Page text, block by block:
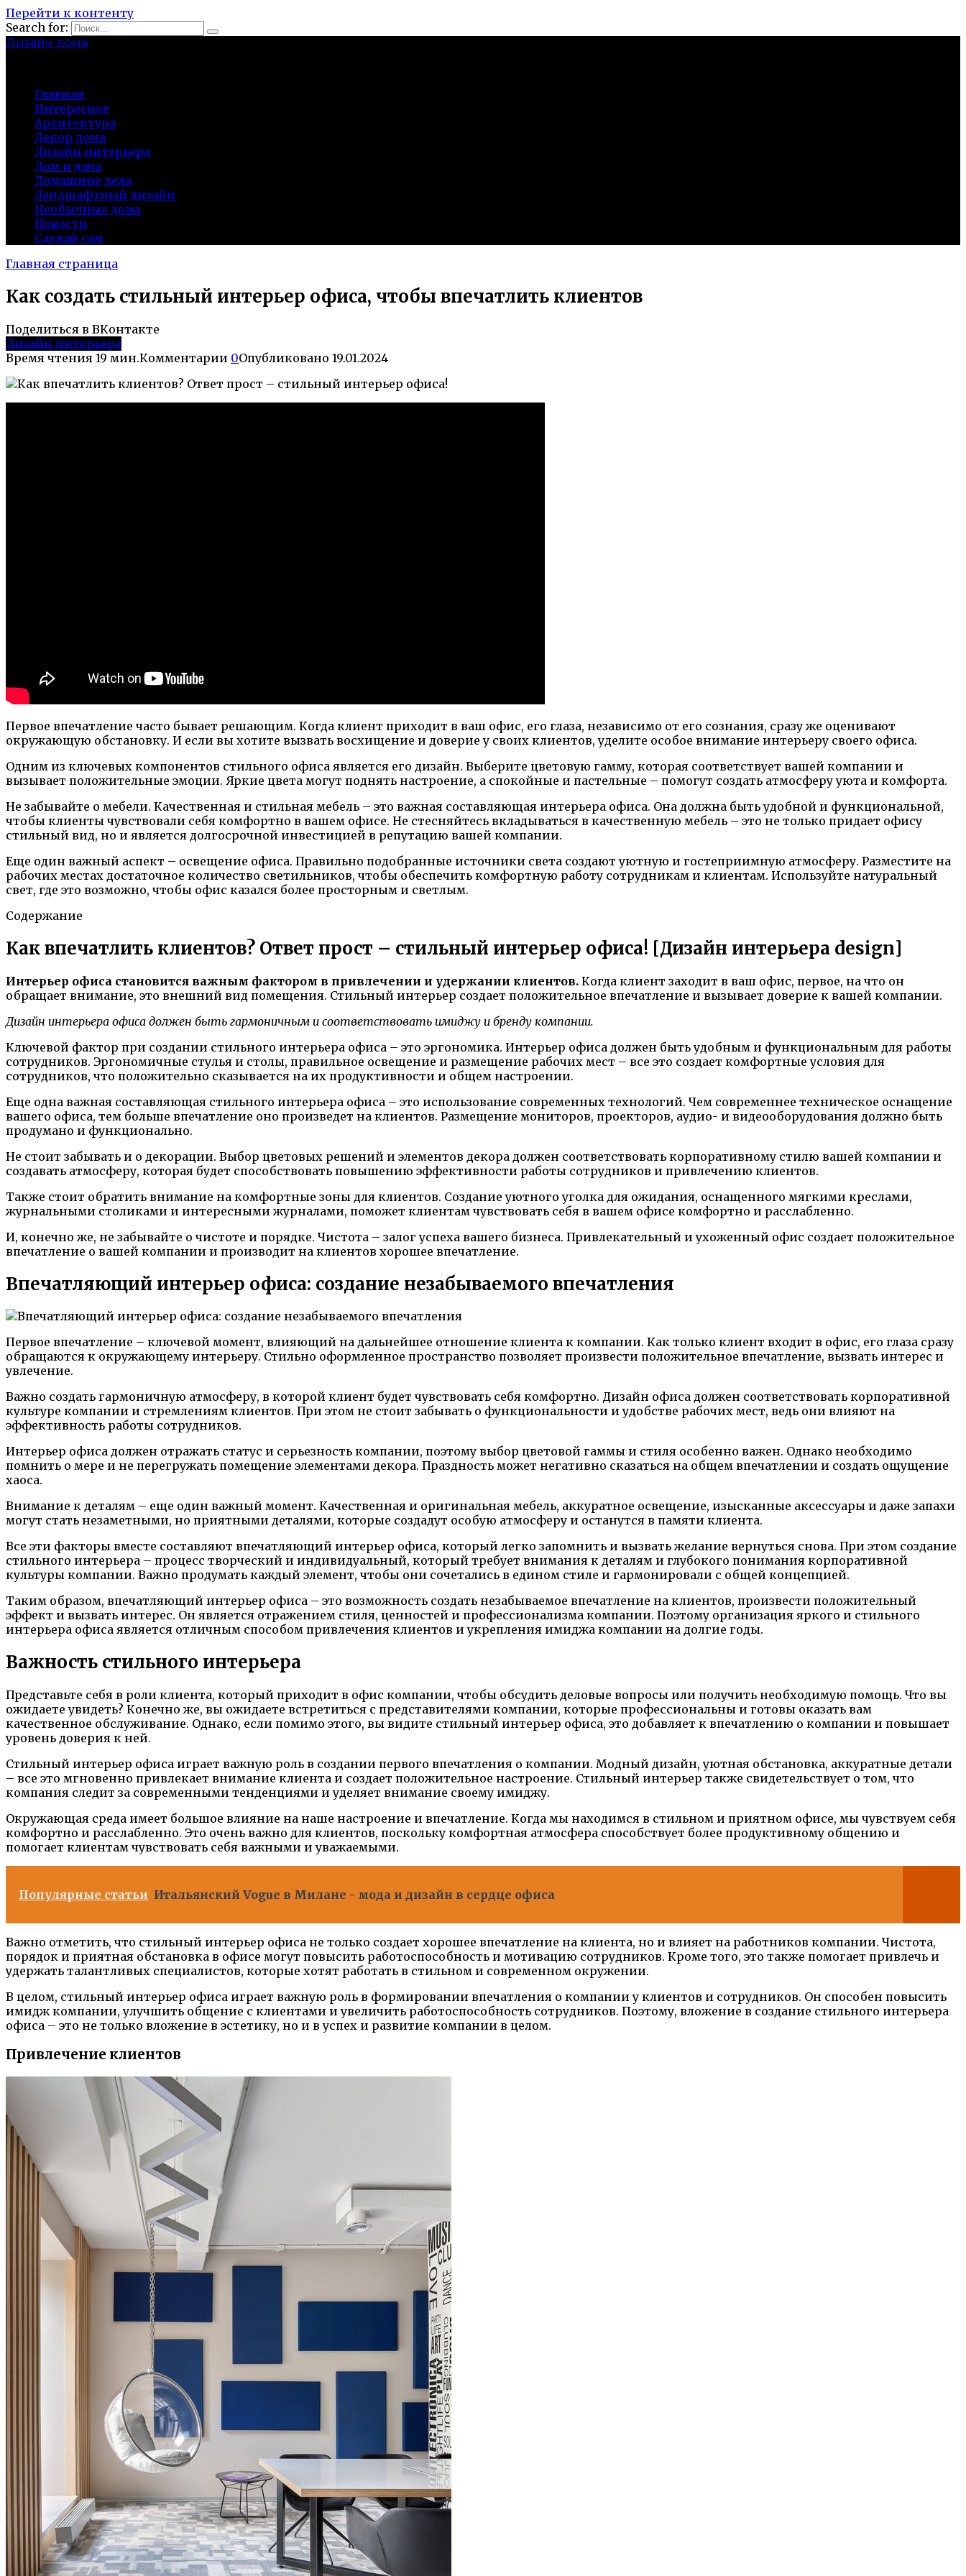
Перейти к контенту
Search for:
Дизайн дома
Главная
Интересное
Архитектура
Декор дома
Дизайн интерьера
Дом и дача
Домашние дела
Ландшафтный дизайн
Необычные дома
Новости
Сделай сам
Главная страница
Как создать стильный интерьер офиса, чтобы впечатлить клиентов
Поделиться в ВКонтакте
Дизайн интерьера
Время чтения 19 мин.Комментарии 0Опубликовано 19.01.2024
Первое впечатление часто бывает решающим. Когда клиент приходит в ваш офис, его глаза, независимо от его сознания, сразу же оценивают
окружающую обстановку. И если вы хотите вызвать восхищение и доверие у своих клиентов, уделите особое внимание интерьеру своего офиса.
Одним из ключевых компонентов стильного офиса является его дизайн. Выберите цветовую гамму, которая соответствует вашей компании и
вызывает положительные эмоции. Яркие цвета могут поднять настроение, а спокойные и пастельные – помогут создать атмосферу уюта и комфорта.
Не забывайте о мебели. Качественная и стильная мебель – это важная составляющая интерьера офиса. Она должна быть удобной и функциональной,
чтобы клиенты чувствовали себя комфортно в вашем офисе. Не стесняйтесь вкладываться в качественную мебель – это не только придает офису
стильный вид, но и является долгосрочной инвестицией в репутацию вашей компании.
Еще один важный аспект – освещение офиса. Правильно подобранные источники света создают уютную и гостеприимную атмосферу. Разместите на
рабочих местах достаточное количество светильников, чтобы обеспечить комфортную работу сотрудникам и клиентам. Используйте натуральный
свет, где это возможно, чтобы офис казался более просторным и светлым.
Содержание
Как впечатлить клиентов? Ответ прост – стильный интерьер офиса! [Дизайн интерьера design]
Интерьер офиса становится важным фактором в привлечении и удержании клиентов. Когда клиент заходит в ваш офис, первое, на что он
обращает внимание, это внешний вид помещения. Стильный интерьер создает положительное впечатление и вызывает доверие к вашей компании.
Дизайн интерьера офиса должен быть гармоничным и соответствовать имиджу и бренду компании.
Ключевой фактор при создании стильного интерьера офиса – это эргономика. Интерьер офиса должен быть удобным и функциональным для работы
сотрудников. Эргономичные стулья и столы, правильное освещение и размещение рабочих мест – все это создает комфортные условия для
сотрудников, что положительно сказывается на их продуктивности и общем настроении.
Еще одна важная составляющая стильного интерьера офиса – это использование современных технологий. Чем современнее техническое оснащение
вашего офиса, тем больше впечатление оно произведет на клиентов. Размещение мониторов, проекторов, аудио- и видеооборудования должно быть
продумано и функционально.
Не стоит забывать и о декорации. Выбор цветовых решений и элементов декора должен соответствовать корпоративному стилю вашей компании и
создавать атмосферу, которая будет способствовать повышению эффективности работы сотрудников и привлечению клиентов.
Также стоит обратить внимание на комфортные зоны для клиентов. Создание уютного уголка для ожидания, оснащенного мягкими креслами,
журнальными столиками и интересными журналами, поможет клиентам чувствовать себя в вашем офисе комфортно и расслабленно.
И, конечно же, не забывайте о чистоте и порядке. Чистота – залог успеха вашего бизнеса. Привлекательный и ухоженный офис создает положительное
впечатление о вашей компании и производит на клиентов хорошее впечатление.
Впечатляющий интерьер офиса: создание незабываемого впечатления
Первое впечатление – ключевой момент, влияющий на дальнейшее отношение клиента к компании. Как только клиент входит в офис, его глаза сразу
обращаются к окружающему интерьеру. Стильно оформленное пространство позволяет произвести положительное впечатление, вызвать интерес и
увлечение.
Важно создать гармоничную атмосферу, в которой клиент будет чувствовать себя комфортно. Дизайн офиса должен соответствовать корпоративной
культуре компании и стремлениям клиентов. При этом не стоит забывать о функциональности и удобстве рабочих мест, ведь они влияют на
эффективность работы сотрудников.
Интерьер офиса должен отражать статус и серьезность компании, поэтому выбор цветовой гаммы и стиля особенно важен. Однако необходимо
помнить о мере и не перегружать помещение элементами декора. Праздность может негативно сказаться на общем впечатлении и создать ощущение
хаоса.
Внимание к деталям – еще один важный момент. Качественная и оригинальная мебель, аккуратное освещение, изысканные аксессуары и даже запахи
могут стать незаметными, но приятными деталями, которые создадут особую атмосферу и останутся в памяти клиента.
Все эти факторы вместе составляют впечатляющий интерьер офиса, который легко запомнить и вызвать желание вернуться снова. При этом создание
стильного интерьера – процесс творческий и индивидуальный, который требует внимания к деталям и глубокого понимания корпоративной
культуры компании. Важно продумать каждый элемент, чтобы они сочетались в едином стиле и гармонировали с общей концепцией.
Таким образом, впечатляющий интерьер офиса – это возможность создать незабываемое впечатление на клиентов, произвести положительный
эффект и вызвать интерес. Он является отражением стиля, ценностей и профессионализма компании. Поэтому организация яркого и стильного
интерьера офиса является отличным способом привлечения клиентов и укрепления имиджа компании на долгие годы.
Важность стильного интерьера
Представьте себя в роли клиента, который приходит в офис компании, чтобы обсудить деловые вопросы или получить необходимую помощь. Что вы
ожидаете увидеть? Конечно же, вы ожидаете встретиться с представителями компании, которые профессиональны и готовы оказать вам
качественное обслуживание. Однако, если помимо этого, вы видите стильный интерьер офиса, это добавляет к впечатлению о компании и повышает
уровень доверия к ней.
Стильный интерьер офиса играет важную роль в создании первого впечатления о компании. Модный дизайн, уютная обстановка, аккуратные детали
– все это мгновенно привлекает внимание клиента и создает положительное настроение. Стильный интерьер также свидетельствует о том, что
компания следит за современными тенденциями и уделяет внимание своему имиджу.
Окружающая среда имеет большое влияние на наше настроение и впечатление. Когда мы находимся в стильном и приятном офисе, мы чувствуем себя
комфортно и расслабленно. Это очень важно для клиентов, поскольку комфортная атмосфера способствует более продуктивному общению и
помогает клиентам чувствовать себя важными и уважаемыми.
Популярные статьи Итальянский Vogue в Милане - мода и дизайн в сердце офиса
Важно отметить, что стильный интерьер офиса не только создает хорошее впечатление на клиента, но и влияет на работников компании. Чистота,
порядок и приятная обстановка в офисе могут повысить работоспособность и мотивацию сотрудников. Кроме того, это также помогает привлечь и
удержать талантливых специалистов, которые хотят работать в стильном и современном окружении.
В целом, стильный интерьер офиса играет важную роль в формировании впечатления о компании у клиентов и сотрудников. Он способен повысить
имидж компании, улучшить общение с клиентами и увеличить работоспособность сотрудников. Поэтому, вложение в создание стильного интерьера
офиса – это не только вложение в эстетику, но и в успех и развитие компании в целом.
Привлечение клиентов